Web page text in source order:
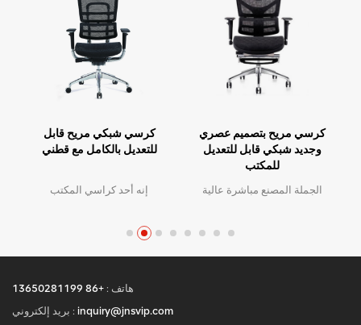
كرسي مريح بتصميم عصري
وجديد شبكي قابل للتعديل
الجملة المصنع مباشرة عالية
واحدة ، كمية كبيرة مع خصم
كبير.الخدمة المخصصة مع
كرسي مكتب حديث أبيض
فاخر كرسي تنفيذي مريح مع
مادة معدنية شبكية للاستخدام
كرسي مكتب فاخر باللون
هاتف : +86 13650281199
بريد إلكتروني : inquiry@jnsvip.com